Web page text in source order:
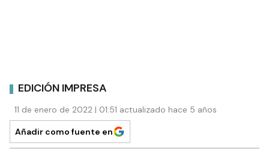
EDICIÓN IMPRESA
11 de enero de 2022 | 01:51 actualizado hace 5 años
Añadir como fuente en